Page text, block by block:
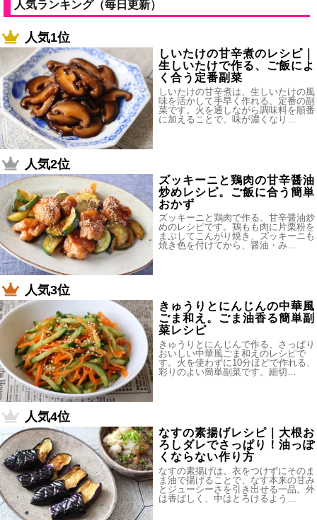
人気ランキング（毎日更新）
人気1位
しいたけの甘辛煮のレシピ｜
生しいたけで作る、ご飯によ
く合う定番副菜
しいたけの甘辛煮は、生しいたけの風
味を活かして手早く作れる、定番の副
菜です。火を通しながら調味料を順番
に加えることで、味が濃くなり…
人気2位
ズッキーニと鶏肉の甘辛醤油
炒めレシピ。ご飯に合う簡単
おかず
ズッキーニと鶏肉で作る、甘辛醤油炒
めのレシピです。鶏もも肉に片栗粉を
まぶしてこんがり焼き、ズッキーニも
焼き色を付けてから、醤油・み…
人気3位
きゅうりとにんじんの中華風
ごま和え。ごま油香る簡単副
菜レシピ
きゅうりとにんじんで作る、さっぱり
おいしい中華風ごま和えのレシピで
す。火を使わずに10分ほどで作れる、
彩りのよい簡単副菜です。細切…
人気4位
なすの素揚げレシピ｜大根お
ろしダレでさっぱり！油っぽ
くならない作り方
なすの素揚げは、衣をつけずにそのま
ま油で揚げることで、なす本来の甘み
とジューシーさを引き出せる一品。外
は香ばしく、中はとろけるよう…